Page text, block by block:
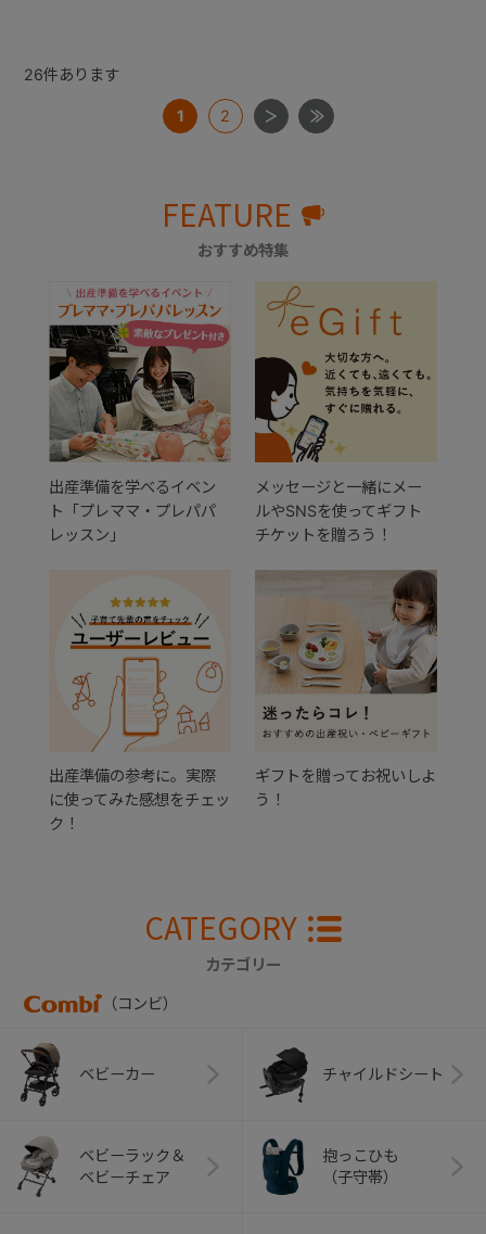
26件あります
1 2
FEATURE
おすすめ特集
出産準備を学べるイベン
ト「プレママ・プレパパ
レッスン」
メッセージと一緒にメー
ルやSNSを使ってギフト
チケットを贈ろう！
出産準備の参考に。実際
に使ってみた感想をチェッ
ク！
ギフトを贈ってお祝いしよ
う！
CATEGORY
カテゴリー
（コンビ）
ベビーカー チャイルドシート
ベビーラック＆
ベビーチェア
抱っこひも
（子守帯）